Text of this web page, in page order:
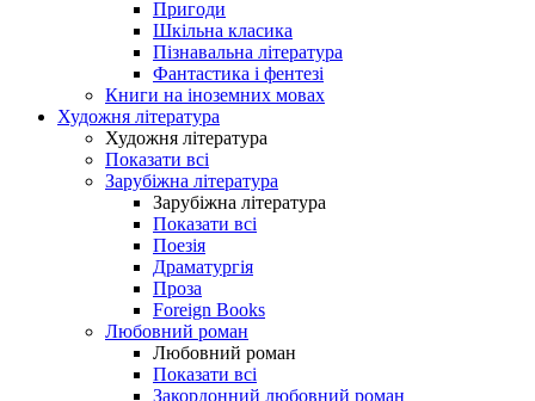
Пригоди
Шкільна класика
Пізнавальна література
Фантастика і фентезі
Книги на іноземних мовах
Художня література
Художня література
Показати всі
Зарубіжна література
Зарубіжна література
Показати всі
Поезія
Драматургія
Проза
Foreign Books
Любовний роман
Любовний роман
Показати всі
Закордонний любовний роман